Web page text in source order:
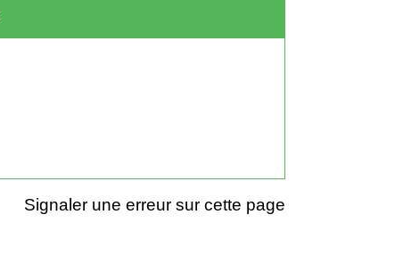
Signaler une erreur sur cette page